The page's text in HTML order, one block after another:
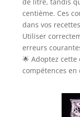
centième. Ces
dans vos
Utiliser
erreurs
🌟 Adoptez
compétences